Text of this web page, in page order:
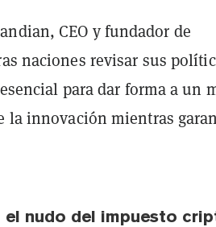
CEO y fundador de
naciones revisar sus
para dar forma a un
innovación mientras
el nudo del impuesto